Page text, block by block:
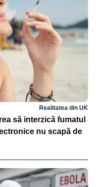
Realitatea din UK
să interzică fumatul
nu scapă de